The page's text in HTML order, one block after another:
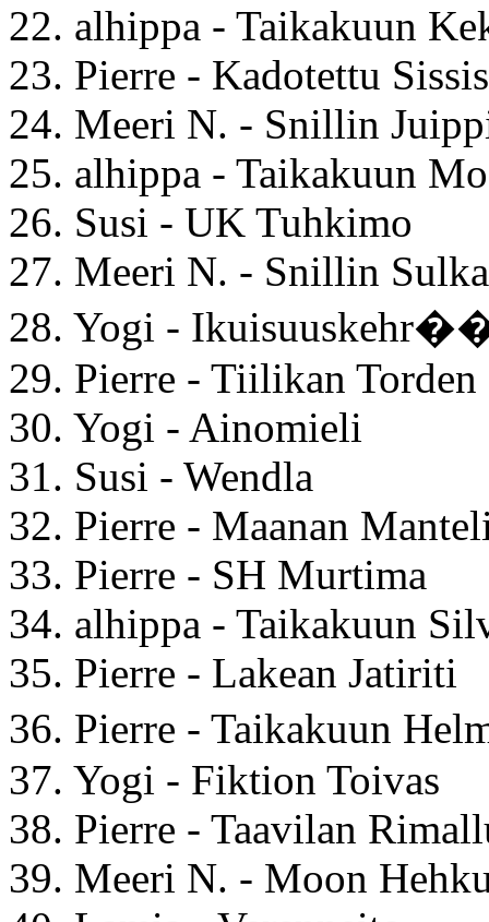
22. alhippa - Taikakuun
23. Pierre - Kadotettu
24. Meeri N. - Snillin
25. alhippa - Taikakuun
26. Susi - UK Tuhkimo
27. Meeri N. - Snillin
28. Yogi -
29. Pierre - Tiilikan Torden
30. Yogi - Ainomieli
31. Susi - Wendla
32. Pierre - Maanan
33. Pierre - SH Murtima
34. alhippa - Taikakuun
35. Pierre - Lakean Jatiriti
36. Pierre - Taikakuun
37. Yogi - Fiktion Toivas
38. Pierre - Taavilan
39. Meeri N. - Moon